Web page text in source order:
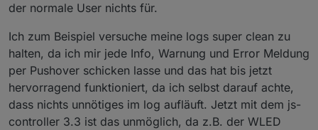
der normale User nichts für.
Ich zum Beispiel versuche meine logs super clean zu
halten, da ich mir jede Info, Warnung und Error Meldung
per Pushover schicken lasse und das hat bis jetzt
hervorragend funktioniert, da ich selbst darauf achte,
dass nichts unnötiges im log aufläuft. Jetzt mit dem js-
controller 3.3 ist das unmöglich, da z.B. der WLED